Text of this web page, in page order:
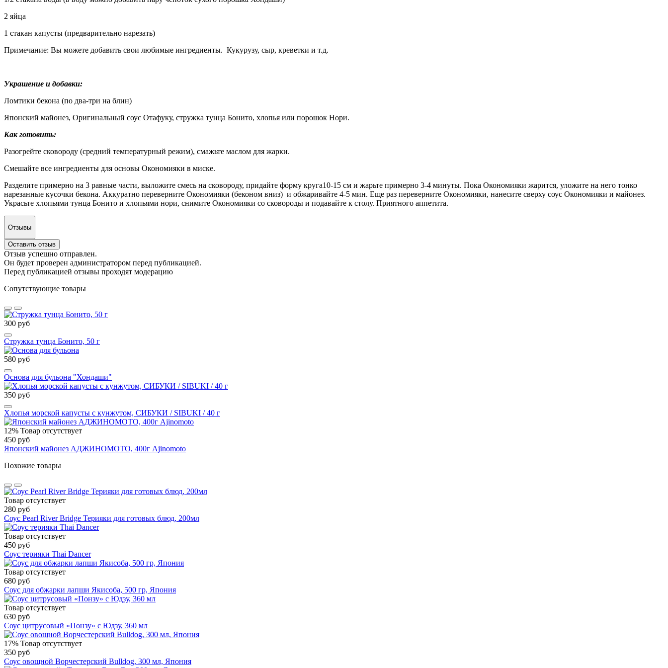
2 яйца
1 стакан капусты (предварительно нарезать)
Примечание: Вы можете добавить свои любимые ингредиенты. Кукурузу, сыр, креветки и т.д.
Украшение и добавки:
Ломтики бекона (по два-три на блин)
Японский майонез, Оригинальный соус Отафуку, стружка тунца Бонито, хлопья или порошок Нори.
Как готовить:
Разогрейте сковороду (средний температурный режим), смажьте маслом для жарки.
Смешайте все ингредиенты для основы Окономияки в миске.
Разделите примерно на 3 равные части, выложите смесь на сковороду, придайте форму круга10-15 см и жарьте примерно 3-4 минуты. Пока Окономияки жарится, уложите на него тонко
нарезанные кусочки бекона. Аккуратно переверните Окономияки (беконом вниз) и обжаривайте 4-5 мин. Еще раз переверните Окономияки, нанесите сверху соус Окономияки и майонез.
Украсьте хлопьями тунца Бонито и хлопьями нори, снимите Окономияки со сковороды и подавайте к столу. Приятного аппетита.
Отзывы
Оставить отзыв
Отзыв успешно отправлен.
Он будет проверен администратором перед публикацией.
Перед публикацией отзывы проходят модерацию
Сопутствующие товары
300 руб
Стружка тунца Бонито, 50 г
580 руб
Основа для бульона "Хондаши"
350 руб
Хлопья морской капусты с кунжутом, СИБУКИ / SIBUKI / 40 г
12% Товар отсутствует
450 руб
Японский майонез АДЖИНОМОТО, 400г Ajinomoto
Похожие товары
Товар отсутствует
280 руб
Соус Pearl River Bridge Терияки для готовых блюд, 200мл
Товар отсутствует
450 руб
Соус терияки Thai Dancer
Товар отсутствует
680 руб
Соус для обжарки лапши Якисоба, 500 гр, Япония
Товар отсутствует
630 руб
Соус цитрусовый «Понзу» с Юдзу, 360 мл
17% Товар отсутствует
350 руб
Соус овощной Ворчестерский Bulldog, 300 мл, Япония